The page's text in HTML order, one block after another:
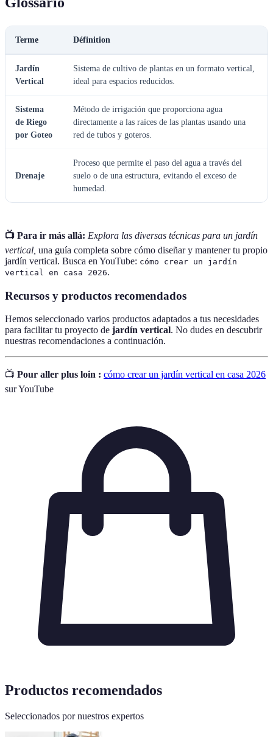
Terme Définition
Jardín
Vertical
Sistema de cultivo de plantas en un formato vertical,
ideal para espacios reducidos.
Sistema
de Riego
por Goteo
Método de irrigación que proporciona agua
directamente a las raíces de las plantas usando una
red de tubos y goteros.
Drenaje
Proceso que permite el paso del agua a través del
suelo o de una estructura, evitando el exceso de
humedad.
📺 Para ir más allá: Explora las diversas técnicas para un jardín
vertical, una guía completa sobre cómo diseñar y mantener tu propio
jardín vertical. Busca en YouTube: cómo crear un jardín
vertical en casa 2026.
Recursos y productos recomendados
Hemos seleccionado varios productos adaptados a tus necesidades
para facilitar tu proyecto de jardín vertical. No dudes en descubrir
nuestras recomendaciones a continuación.
📺 Pour aller plus loin : cómo crear un jardín vertical en casa 2026
sur YouTube
Productos recomendados
Seleccionados por nuestros expertos